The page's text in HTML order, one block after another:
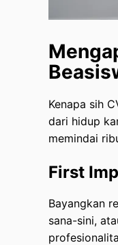
Kenapa sih
dari hidup
memindai
First
Bayangkan
sana-sini,